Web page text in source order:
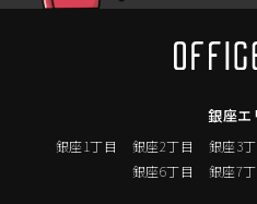
銀座エ
銀座1丁目 銀座2丁目 銀座3
銀座6丁目
銀座7